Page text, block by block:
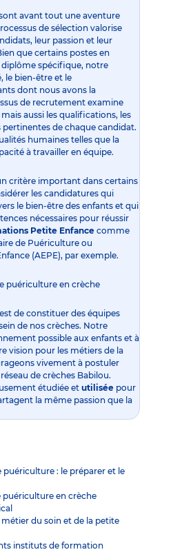
avant tout une aventure
de sélection valorise
leur passion et leur
que certains postes en
diplôme spécifique, notre
le bien-être et le
dont nous avons la
de recrutement examine
aussi les qualifications, les
pertinentes de chaque candidat.
humaines telles que la
à travailler en équipe.
critère important dans certains
les candidatures qui
le bien-être des enfants et qui
nécessaires pour réussir
Petite Enfance comme
de Puériculture ou
(AEPE), par exemple.
puériculture en crèche
de constituer des équipes
de nos crèches. Notre
possible aux enfants et à
vision pour les métiers de la
vivement à postuler
de crèches Babilou.
étudiée et utilisée pour
la même passion que la
puériculture : le préparer et le
puériculture en crèche
métier du soin et de la petite
instituts de formation